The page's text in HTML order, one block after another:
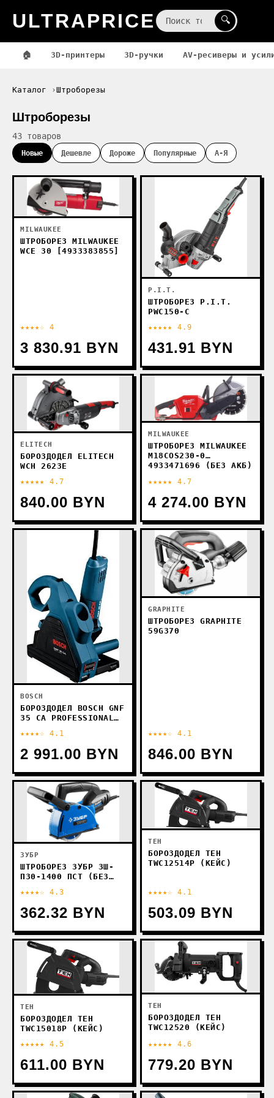
ULTRAPRICE 🔍
🏠 3D-принтеры 3D-ручки AV-ресиверы и
Каталог Штроборезы
Штроборезы
43 товаров
Новые Дешевле Дороже Популярные А-Я
MILWAUKEE
ШТРОБОРЕЗ MILWAUKEE
WCE 30 [4933383855]
★★★★☆ 4
3 830.91 BYN
P.I.T.
ШТРОБОРЕЗ P.I.T.
PWC150-C
★★★★★ 4.9
431.91 BYN
ELITECH
БОРОЗДОДЕЛ ELITECH
WCH 2623E
★★★★★ 4.7
840.00 BYN
MILWAUKEE
ШТРОБОРЕЗ MILWAUKEE
M18COS230-0
4933471696 (БЕЗ АКБ)
★★★★★ 4.7
4 274.00 BYN
BOSCH
БОРОЗДОДЕЛ BOSCH GNF
35 CA PROFESSIONAL
★★★★☆ 4.1
2 991.00 BYN
GRAPHITE
ШТРОБОРЕЗ GRAPHITE
59G370
★★★★☆ 4.1
846.00 BYN
ЗУБР
ШТРОБОРЕЗ ЗУБР ЗШ-
П30-1400 ПСТ (БЕЗ
★★★★☆ 4.3
362.32 BYN
TEH
БОРОЗДОДЕЛ TEH
TWC12514P (КЕЙС)
★★★★☆ 4.1
503.09 BYN
TEH
БОРОЗДОДЕЛ TEH
TWC15018P (КЕЙС)
★★★★★ 4.5
611.00 BYN
TEH
БОРОЗДОДЕЛ TEH
TWC12520 (КЕЙС)
★★★★★ 4.6
779.20 BYN